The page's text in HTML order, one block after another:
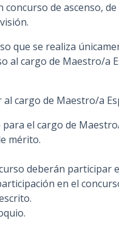
concurso de ascenso,
que se realiza
al cargo de Maestro/a
cargo de Maestro/a
el cargo de
mérito.
deberán participar
en el